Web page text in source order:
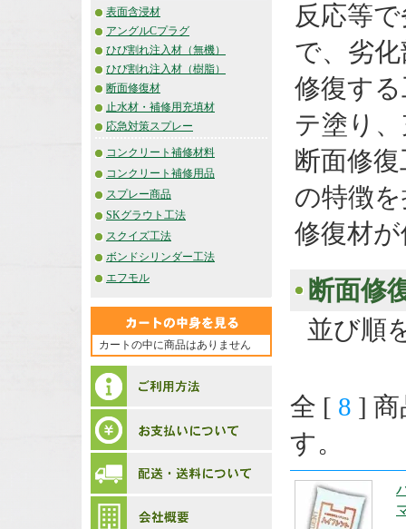
表面含浸材
アングルCプラグ
ひび割れ注入材（無機）
ひび割れ注入材（樹脂）
断面修復材
止水材・補修用充填材
応急対策スプレー
コンクリート補修材料
コンクリート補修用品
スプレー商品
SKグラウト工法
スクイズ工法
ボンドシリンダー工法
エフモル
カートの中に商品はありません
反応等
で、劣
修復す
テ塗り
断面修
の特徴
修復材
断面修
並び順
全 [ 8 ] 商
す。